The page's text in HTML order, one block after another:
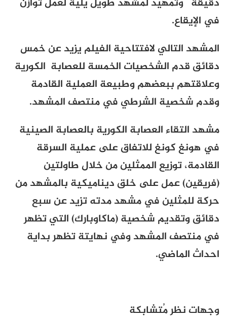
دقيقة وتمهيد لمشهد طويل يلية لعمل توازن
في الإيقاع.
المشهد التالي لافتتاحية الفيلم يزيد عن خمس
دقائق قدم الشخصيات الخمسة للعصابة الكورية
وعلاقتهم ببعضهم وطبيعة العملية القادمة
وقدم شخصية الشرطي في منتصف المشهد.
مشهد التقاء العصابة الكورية بالعصابة الصينية
في هونغ كونغ للاتفاق على عملية السرقة
القادمة، توزيع الممثلين من خلال طاولتين
(فريقين) عمل على خلق ديناميكية بالمشهد من
حركة للمثلين في مشهد مدته تزيد عن سبع
دقائق وتقديم شخصية (ماكاوبارك) التي تظهر
في منتصف المشهد وفي نهايتة تظهر بداية
احداث الماضي.
وجهات نظر مُتشابكة